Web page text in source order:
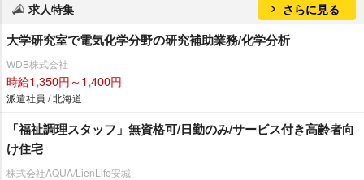
求人特集 さらに見る
大学研究室で電気化学分野の研究補助業務/化学分析
WDB株式会社
時給1,350円～1,400円
派遣社員 / 北海道
「福祉調理スタッフ」無資格可/日勤のみ/サービス付き高齢者向
け住宅
株式会社AQUA/LienLife安城